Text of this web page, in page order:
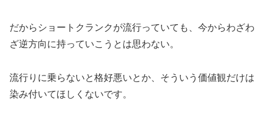
だからショートクランクが流行っていても、今からわざわ
ざ逆方向に持っていこうとは思わない。
流行りに乗らないと格好悪いとか、そういう価値観だけは
染み付いてほしくないです。